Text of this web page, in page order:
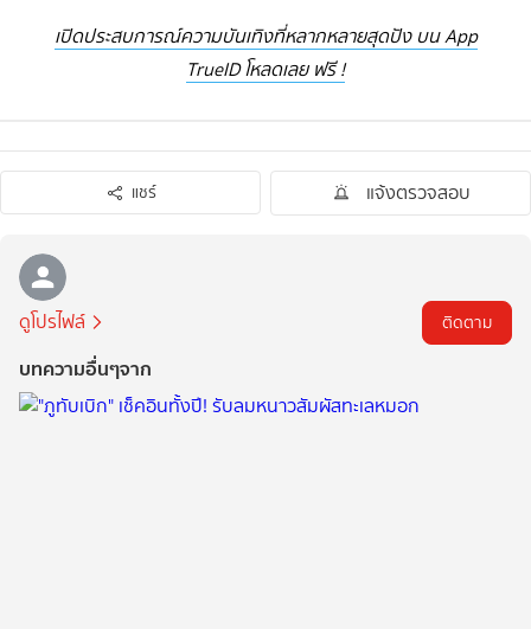
เปิดประสบการณ์ความบันเทิงที่หลากหลายสุดปัง บน App
TrueID โหลดเลย ฟรี !
แชร์ แจ้งตรวจสอบ
ดูโปรไฟล์ ติดตาม
บทความอื่นๆจาก